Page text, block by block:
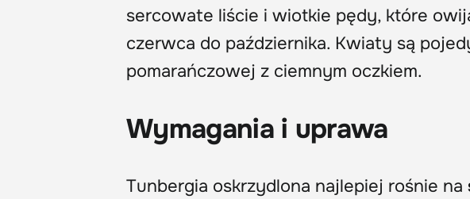
sercowate liście i wiotkie pędy, które
czerwca do października. Kwiaty są
pomarańczowej z ciemnym oczkiem.
Wymagania i uprawa
Tunbergia oskrzydlona najlepiej rośnie na